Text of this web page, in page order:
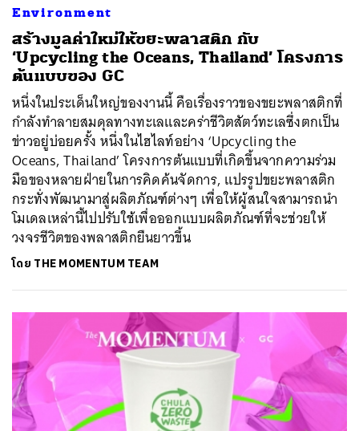
Environment
สร้างมูลค่าใหม่ให้ขยะพลาสติก กับ
‘Upcycling the Oceans, Thailand’ โครงการ
ต้นแบบของ GC
หนึ่งในประเด็นใหญ่ของงานนี้ คือเรื่องราวของขยะพลาสติกที่
กำลังทำลายสมดุลทางทะเลและคร่าชีวิตสัตว์ทะเลซึ่งตกเป็น
ข่าวอยู่บ่อยครั้ง หนึ่งในไฮไลท์อย่าง ‘Upcycling the
Oceans, Thailand’ โครงการต้นแบบที่เกิดขึ้นจากความร่วม
มือของหลายฝ่ายในการคิดค้นจัดการ, แปรรูปขยะพลาสติก
กระทั่งพัฒนามาสู่ผลิตภัณฑ์ต่างๆ เพื่อให้ผู้สนใจสามารถนำ
โมเดลเหล่านี้ไปปรับใช้เพื่อออกแบบผลิตภัณฑ์ที่จะช่วยให้
วงจรชีวิตของพลาสติกยืนยาวขึ้น
โดย THE MOMENTUM TEAM
ค้นหา
SHARE TWEET LINE EMAIL